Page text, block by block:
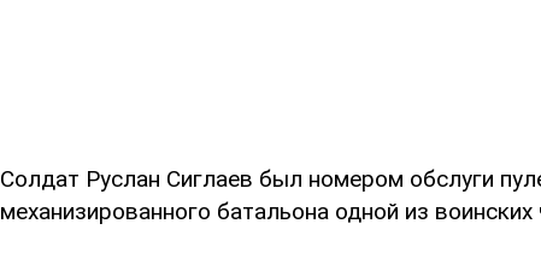
Солдат Руслан Сиглаев был номером обслуги
механизированного батальона одной из воинских